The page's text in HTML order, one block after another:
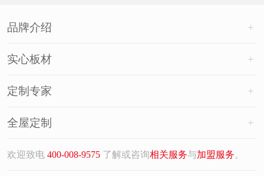
品牌介绍
实心板材
定制专家
全屋定制
欢迎致电 400-008-9575了解或咨询相关服务与加盟服务。